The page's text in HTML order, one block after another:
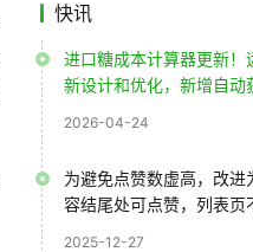
快讯
进口糖成本计算器更新！
新设计和优化，新增自动
2026-04-24
为避免点赞数虚高，改进
容结尾处可点赞，列表页
2025-12-27